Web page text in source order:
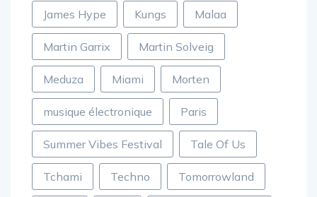
James Hype Kungs Malaa
Martin Garrix Martin Solveig
Meduza Miami Morten
musique électronique Paris
Summer Vibes Festival Tale Of Us
Tchami Techno Tomorrowland